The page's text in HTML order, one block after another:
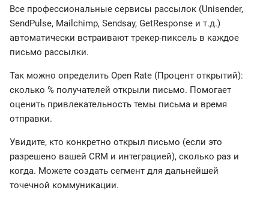
Все профессиональные сервисы рассылок (Unisender,
SendPulse, Mailchimp, Sendsay, GetResponse и т.д.)
автоматически встраивают трекер-пиксель в каждое
письмо рассылки.
Так можно определить Open Rate (Процент открытий):
сколько % получателей открыли письмо. Помогает
оценить привлекательность темы письма и время
отправки.
Увидите, кто конкретно открыл письмо (если это
разрешено вашей CRM и интеграцией), сколько раз и
когда. Можете создать сегмент для дальнейшей
точечной коммуникации.